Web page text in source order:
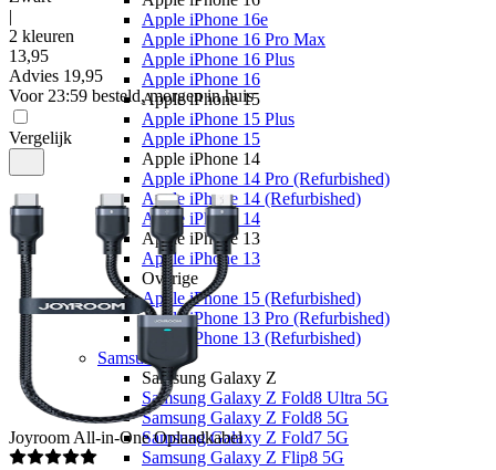
Apple iPhone 16e
Apple iPhone 16 Pro Max
Apple iPhone 16 Plus
Apple iPhone 16
Apple iPhone 15
Apple iPhone 15 Plus
Apple iPhone 15
Apple iPhone 14
Apple iPhone 14 Pro (Refurbished)
Apple iPhone 14 (Refurbished)
Apple iPhone 14
Apple iPhone 13
Apple iPhone 13
Overige
Apple iPhone 15 (Refurbished)
Apple iPhone 13 Pro (Refurbished)
Apple iPhone 13 (Refurbished)
Samsung
Samsung Galaxy Z
Samsung Galaxy Z Fold8 Ultra 5G
Samsung Galaxy Z Fold8 5G
Samsung Galaxy Z Fold7 5G
Samsung Galaxy Z Flip8 5G
|
2 kleuren
13,95
Advies 19,95
Voor 23:59 besteld, morgen in huis
Vergelijk
Joyroom All-in-One Oplaadkabel